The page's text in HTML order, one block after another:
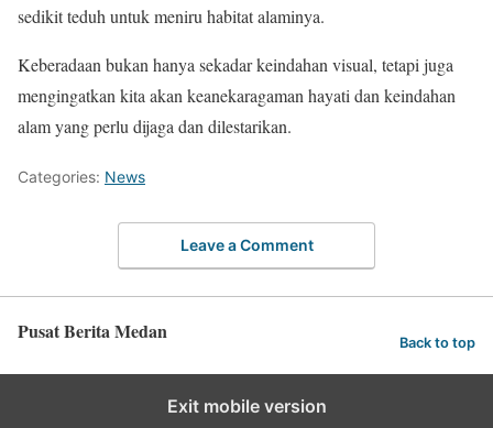
sedikit teduh untuk meniru habitat alaminya.
Keberadaan bukan hanya sekadar keindahan visual, tetapi juga
mengingatkan kita akan keanekaragaman hayati dan keindahan
alam yang perlu dijaga dan dilestarikan.
Categories: News
Leave a Comment
Pusat Berita Medan Back to top
Exit mobile version